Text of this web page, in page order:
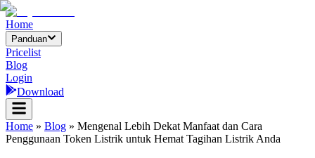
Home
Panduan
Pricelist
Blog
Login
Download
Home » Blog » Mengenal Lebih Dekat Manfaat dan Cara
Penggunaan Token Listrik untuk Hemat Tagihan Listrik Anda